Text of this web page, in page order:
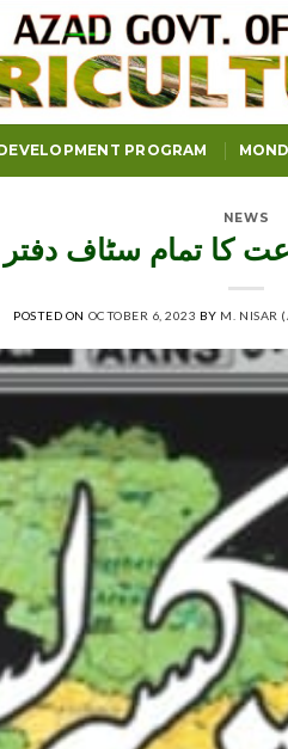
PROGRAM
NEWS
کا تمام سٹاف
POSTED ON OCTOBER 6, 2023 BY M. NISAR